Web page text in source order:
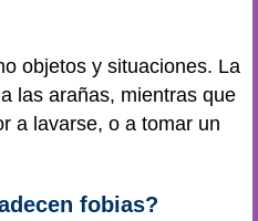
objetos y situaciones. La
las arañas, mientras que
a lavarse, o a tomar un
fobias?